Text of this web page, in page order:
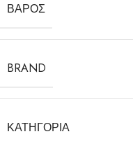
ΒΆΡΟΣ
BRAND
ΚΑΤΗΓΟΡΊΑ